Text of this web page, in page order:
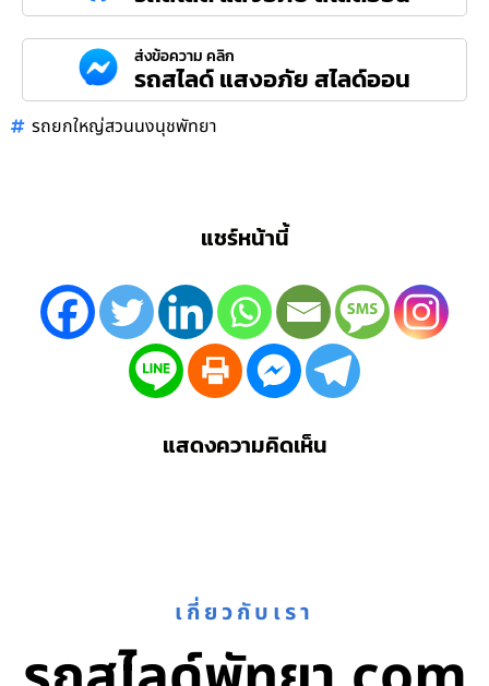
ส่งข้อความ คลิก
รถสไลด์ แสงอภัย สไลด์ออน
รถยกใหญ่สวนนงนุชพัทยา
แชร์หน้านี้
แสดงความคิดเห็น
เกี่ยวกับเรา